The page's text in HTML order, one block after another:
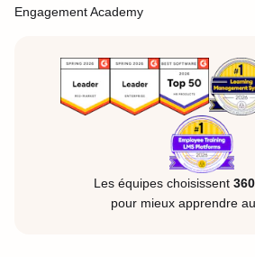
Engagement Academy
Les équipes choisissent
pour mieux apprendre